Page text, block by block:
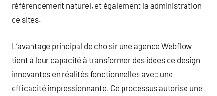
référencement naturel, et également la administration
de sites.
L’avantage principal de choisir une agence Webflow
tient à leur capacité à transformer des idées de design
innovantes en réalités fonctionnelles avec une
efficacité impressionnante. Ce processus autorise une